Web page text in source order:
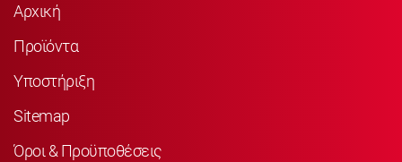
Αρχική
Προϊόντα
Υποστήριξη
Sitemap
Όροι & Προϋποθέσεις